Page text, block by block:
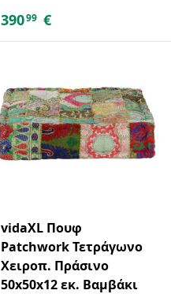
39099 €
vidaXL Πουφ
Patchwork Τετράγωνο
Χειροπ. Πράσινο
50x50x12 εκ. Βαμβάκι